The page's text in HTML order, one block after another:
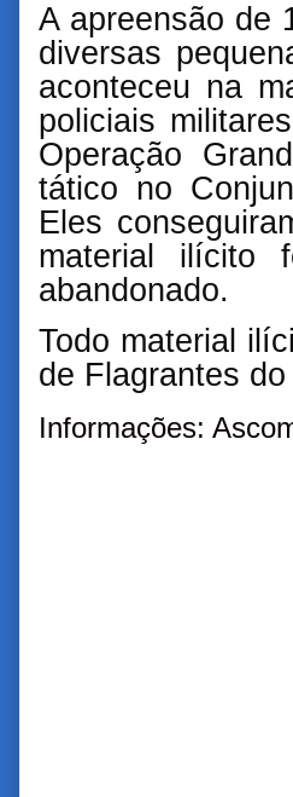
A apreensão de
diversas
aconteceu na
policiais
Operação
tático no
Eles
material ilícito
abandonado.
Todo material
de Flagrantes
Informações: